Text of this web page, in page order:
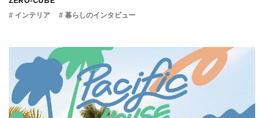
# インテリア
# 暮らしのインタビュー